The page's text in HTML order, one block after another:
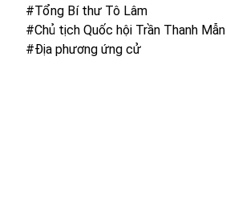
#Tổng Bí thư Tô Lâm
#Chủ tịch Quốc hội Trần Thanh Mẫn
#Địa phương ứng cử